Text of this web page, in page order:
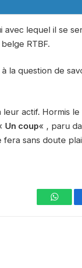
avec lequel il se
RTBF.
la question de
actif. Hormis
Un coup« , paru
sans doute